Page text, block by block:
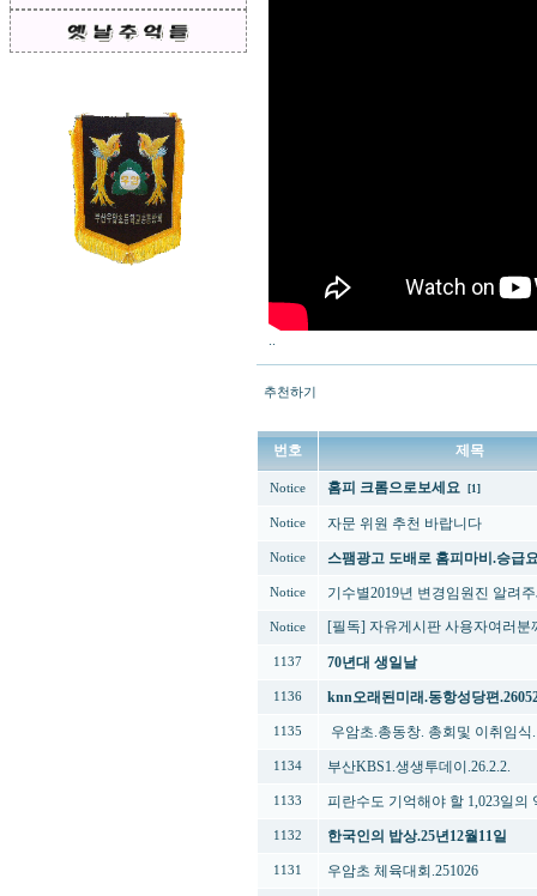
..
추천하기
번호 제목
Notice 홈피 크롬으로보세요 [1]
Notice 자문 위원 추천 바랍니다
Notice 스팸광고 도배로 홈피마비.승급
Notice 기수별2019년 변경임원진 알려
Notice [필독] 자유게시판 사용자여러분
1137 70년대 생일날
1136 knn오래된미래.동항성당편
1135 우암초.총동창. 총회및 이취임식.
1134 부산KBS1.생생투데이.26.2.2.
1133 피란수도 기억해야 할 1,023일의
1132 한국인의 밥상.25년12월11일
1131 우암초 체육대회.251026